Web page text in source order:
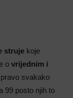
struje koje
o vrijednim i
svakako
99 posto njih to